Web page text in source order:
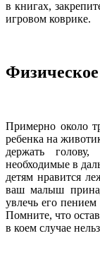
в книгах,
игровом коврике.
Примерно около
ребенка на
держать
необходимые в
детям нравится
ваш малыш
увлечь его
Помните, что
в коем случае